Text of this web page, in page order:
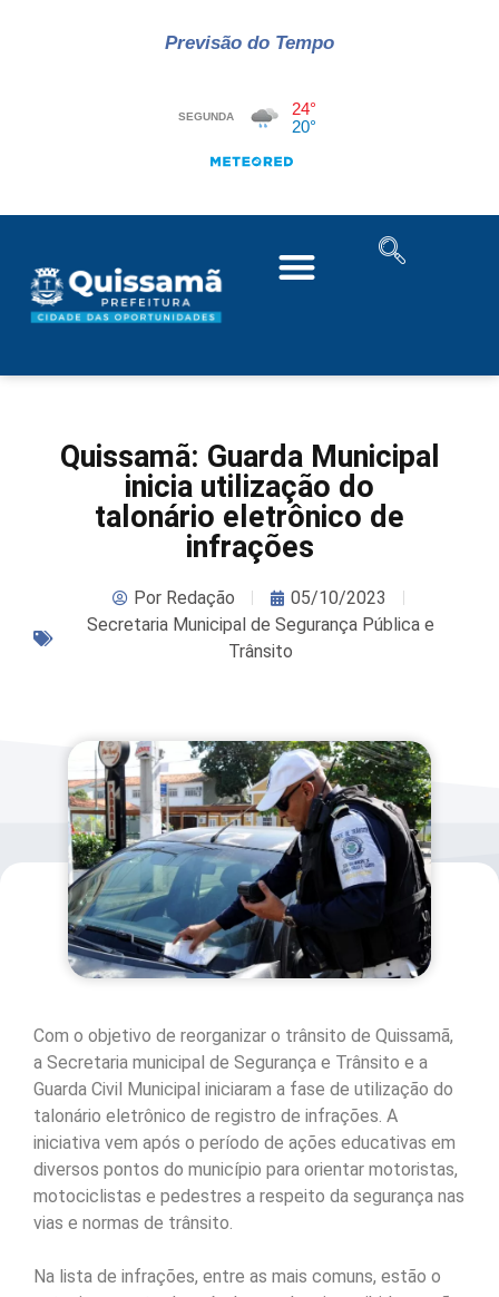
Previsão do Tempo
Quissamã: Guarda Municipal
inicia utilização do
talonário eletrônico de
infrações
PorRedação
05/10/2023
Secretaria Municipal de Segurança Pública e
Trânsito
Com o objetivo de reorganizar o trânsito de Quissamã,
a Secretaria municipal de Segurança e Trânsito e a
Guarda Civil Municipal iniciaram a fase de utilização do
talonário eletrônico de registro de infrações. A
iniciativa vem após o período de ações educativas em
diversos pontos do município para orientar motoristas,
motociclistas e pedestres a respeito da segurança nas
vias e normas de trânsito.
Na lista de infrações, entre as mais comuns, estão o